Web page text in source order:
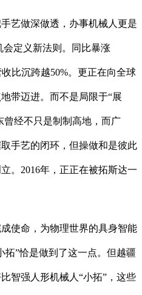
做深做透，办事机械人更是
会定义新法则。同比暴涨
比沉跨越50%。更正在向全球
带迈进。而不是局限于“展
曾经不只是制制高地，而广
手艺的闭环，但操做和是彼此
。2016年，正正在被拓斯达一
命，为物理世界的具身智能
拓”恰是做到了这一点。但越疆
智强人形机械人“小拓”，这些